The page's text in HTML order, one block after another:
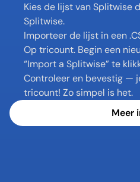
Kies de lijst van Splitwise
Splitwise.
Importeer de lijst in een
Op tricount. Begin een
“Import a Splitwise” te
Controleer en bevestig —
tricount! Zo simpel is het.
Meer